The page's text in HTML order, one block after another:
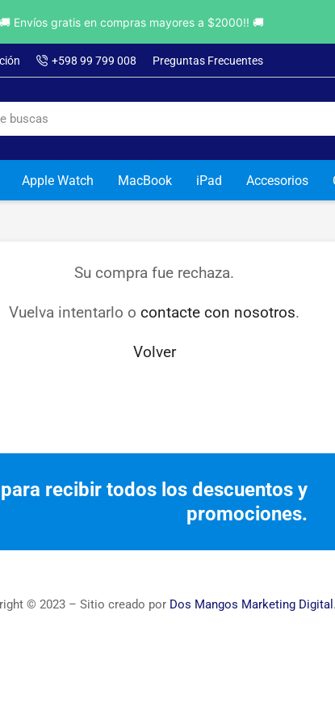
+598 99 799 008 Preguntas Frecuentes
Apple Watch MacBook iPad Accesorios
Su compra fue rechaza.
Vuelva intentarlo o contacte con nosotros.
Volver
recibir todos los descuentos y
promociones.
© 2023 – Sitio creado por Dos Mangos Marketing Digital
🚚 Envíos gratis en compras mayores a $2000!! 🚚